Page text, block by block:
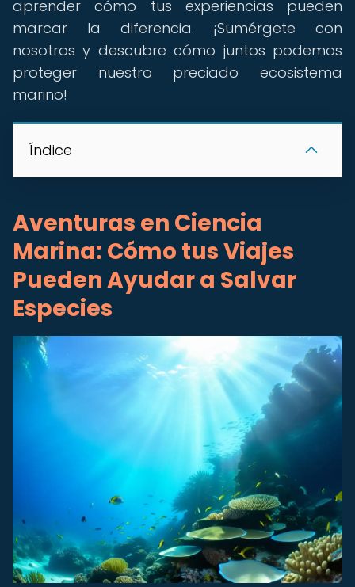
aprender cómo tus experiencias pueden
marcar la diferencia. ¡Sumérgete con
nosotros y descubre cómo juntos podemos
proteger nuestro preciado ecosistema
marino!
Índice
Aventuras en Ciencia
Marina: Cómo tus Viajes
Pueden Ayudar a Salvar
Especies